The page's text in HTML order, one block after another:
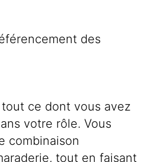
des
ce dont vous avez
votre rôle. Vous
combinaison
tout en faisant